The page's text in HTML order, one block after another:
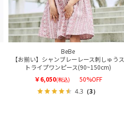
BeBe
【お揃い】シャンブレーレース刺しゅうス
トライプワンピース(90~150cm)
￥6,050(税込)
50%OFF
4.3 （3）